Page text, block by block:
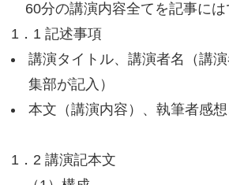
60分の講演内容全てを記事に
1．1 記述事項
講演タイトル、講演者名（講
集部が記入）
本文（講演内容）、執筆者感
1．2 講演記本文